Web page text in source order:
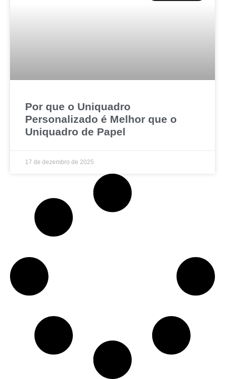
Por que o Uniquadro
Personalizado é Melhor que o
Uniquadro de Papel
17 de dezembro de 2025